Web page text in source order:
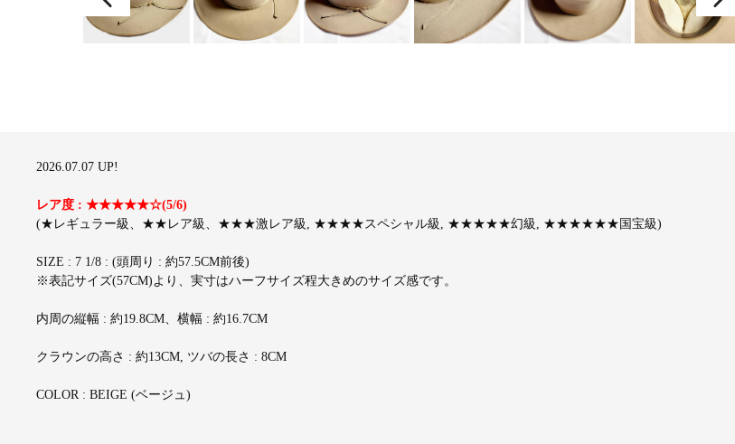
2026.07.07 UP!
レア度 : ★★★★★☆(5/6)
(★レギュラー級、★★レア級、★★★激レア級, ★★★★スペシャル級, ★★★★★幻級, ★★★★★★国宝級)
SIZE : 7 1/8 : (頭周り : 約57.5CM前後)
※表記サイズ(57CM)より、実寸はハーフサイズ程大きめのサイズ感です。
内周の縦幅 : 約19.8CM、横幅 : 約16.7CM
クラウンの高さ : 約13CM, ツバの長さ : 8CM
COLOR : BEIGE (ベージュ)